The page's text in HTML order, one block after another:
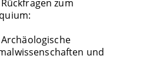
zum
und